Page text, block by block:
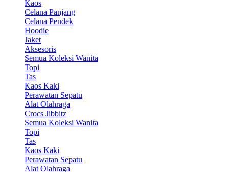
Kaos
Celana Panjang
Celana Pendek
Hoodie
Jaket
Aksesoris
Semua Koleksi Wanita
Topi
Tas
Kaos Kaki
Perawatan Sepatu
Alat Olahraga
Crocs Jibbitz
Semua Koleksi Wanita
Topi
Tas
Kaos Kaki
Perawatan Sepatu
Alat Olahraga